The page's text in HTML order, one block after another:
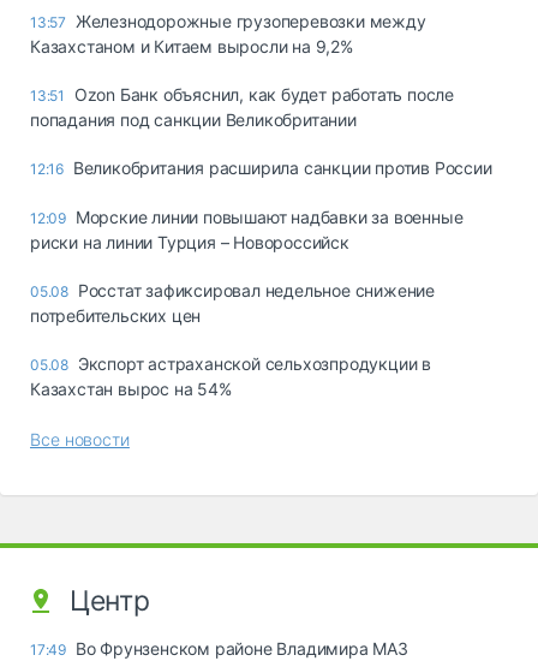
13:57
Железнодорожные грузоперевозки между
Казахстаном и Китаем выросли на 9,2%
13:51
Ozon Банк объяснил, как будет работать после
попадания под санкции Великобритании
12:16 Великобритания расширила санкции против России
12:09 Морские линии повышают надбавки за военные
риски на линии Турция – Новороссийск
05.08 Росстат зафиксировал недельное снижение
потребительских цен
05.08 Экспорт астраханской сельхозпродукции в
Казахстан вырос на 54%
Все новости
Центр
17:49 Во Фрунзенском районе Владимира МАЗ